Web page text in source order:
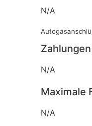
N/A
N/A
Maximale
N/A